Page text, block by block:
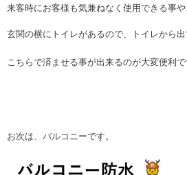
来客時にお客様も気兼ねなく使用できる事や
玄関の横にトイレがあるので、トイレから
こちらで済ませる事が出来るのが大変便利
お次は、バルコニーです。